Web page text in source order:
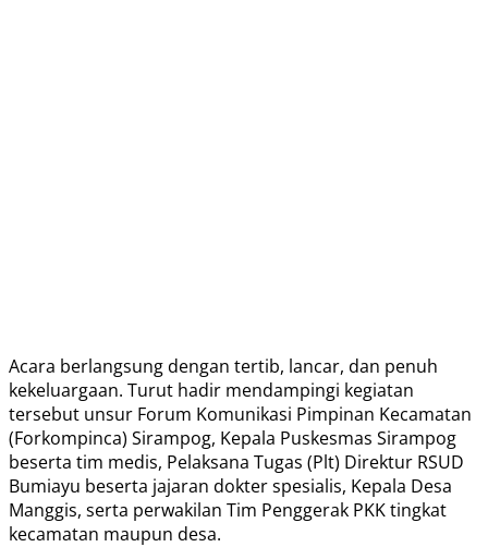
Acara berlangsung dengan tertib, lancar, dan penuh
kekeluargaan. Turut hadir mendampingi kegiatan
tersebut unsur Forum Komunikasi Pimpinan Kecamatan
(Forkompinca) Sirampog, Kepala Puskesmas Sirampog
beserta tim medis, Pelaksana Tugas (Plt) Direktur RSUD
Bumiayu beserta jajaran dokter spesialis, Kepala Desa
Manggis, serta perwakilan Tim Penggerak PKK tingkat
kecamatan maupun desa.